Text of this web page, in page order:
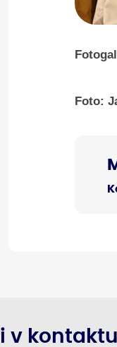
Foto:
v kontaktu